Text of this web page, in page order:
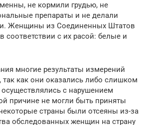
не кормили грудью, не
препараты и не делали
Женщины из Соединенных Штатов
соответствии с их расой: белые и
многие результаты измерений
как они оказались либо слишком
с нарушением
причине не могли быть приняты
страны были отсеяны из-за
обследованных женщин на страну